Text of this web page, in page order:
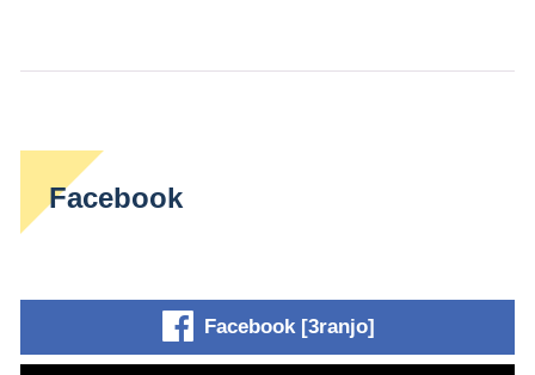
Facebook
Facebook [3ranjo]